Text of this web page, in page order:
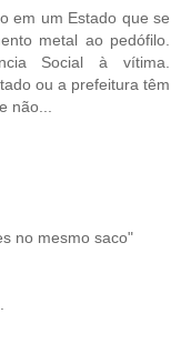
em um Estado que se
metal ao pedófilo.
Social à vítima.
ou a prefeitura têm
não...
no mesmo saco"